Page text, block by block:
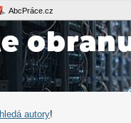
AbcPráce.cz
hledá autory!